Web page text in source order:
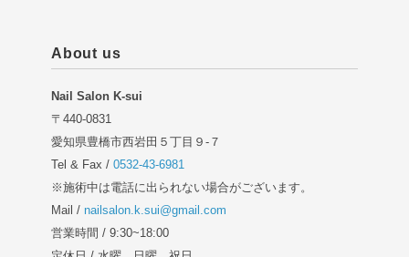
About us
Nail Salon K-sui
〒440-0831
愛知県豊橋市西岩田５丁目９-７
Tel & Fax / 0532-43-6981
※施術中は電話に出られない場合がございます。
Mail / nailsalon.k.sui@gmail.com
営業時間 / 9:30~18:00